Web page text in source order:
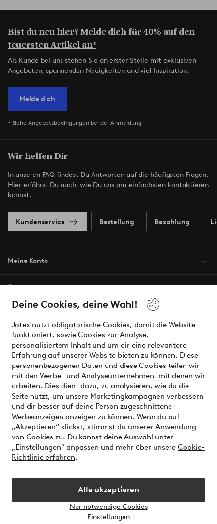
Deine Cookies, deine Wahl!
Jotex nutzt obligatorische Cookies, damit die Website
funktioniert, sowie Cookies zur Analyse,
personalisiertem Inhalt und um dir eine relevantere
Erfahrung auf unserer Website bieten zu können. Diese
personenbezogenen Daten und diese Cookies teilen wir
mit den Werbe- und Analyseunternehmen, mit denen wir
arbeiten. Dies dient dazu, zu analysieren, wie du die
Seite nutzt, um unsere Marketingkampagnen verbessern
und dir besser auf deine Person zugeschnittene
Werbeanzeigen anzeigen zu können. Wenn du auf
„Akzeptieren“ klickst, stimmst du unserer Anwendung
von Cookies zu. Du kannst deine Auswahl unter
„Einstellungen“ anpassen und mehr über unsere Cookie-
Richtlinie erfahren.
Alle akzeptieren
Nur notwendige Cookies
Einstellungen
Bist du neu hier? Melde dich für40% auf den
teuersten Artikel an*
Als Kunde bei uns stehen Sie an erster Stelle mit exklusiven
Angeboten, spannenden Neuigkeiten und viel Inspiration.
Melde dich
* Siehe Angebotsbedingungen bei der Anmeldung
Wir helfen Dir
In unseren FAQ findest Du Antworten auf die häufigsten Fragen.
Hier erfährst Du auch, wie Du uns am einfachsten kontaktieren
kannst.
Kundenservice Bestellung Bezahlung
Meine Konto
Bedingungen
Sichere Zahlungen - Jetzt bezahlen oder aufteilen
Möchtest du mehr über unsere
Zahlungsmöglichkeitenerfahren?